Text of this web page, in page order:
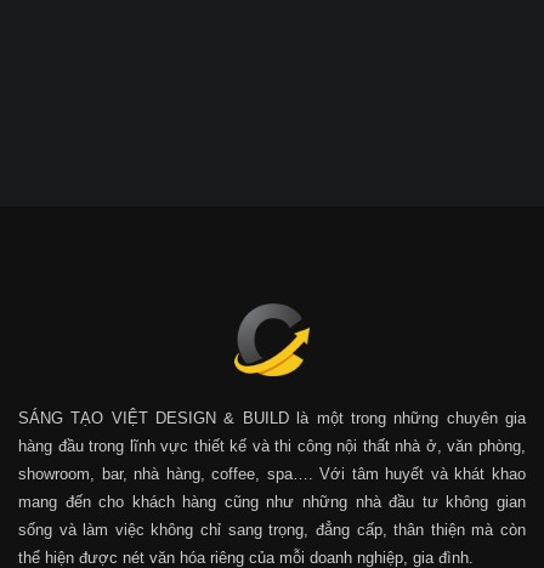
SÁNG TẠO VIỆT DESIGN & BUILD là một trong những chuyên gia
hàng đầu trong lĩnh vực thiết kế và thi công nội thất nhà ở, văn phòng,
showroom, bar, nhà hàng, coffee, spa…. Với tâm huyết và khát khao
mang đến cho khách hàng cũng như những nhà đầu tư không gian
sống và làm việc không chỉ sang trọng, đẳng cấp, thân thiện mà còn
thể hiện được nét văn hóa riêng của mỗi doanh nghiệp, gia đình.